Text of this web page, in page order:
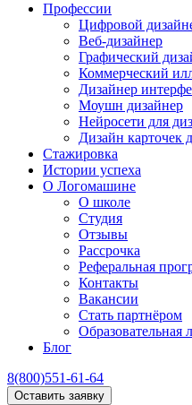
Профессии
Цифровой
Веб-дизайнер
Графический
Коммерческий
Дизайнер
Моушн дизайнер
Нейросети для
Дизайн карточек
Стажировка
Истории успеха
О Логомашине
О школе
Студия
Отзывы
Рассрочка
Реферальная
Контакты
Вакансии
Стать партнёром
Образовательная
Блог
8(800)551-61-64
Оставить заявку